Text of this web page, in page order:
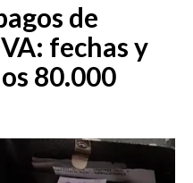
7:00 PM
de
fechas y
80.000